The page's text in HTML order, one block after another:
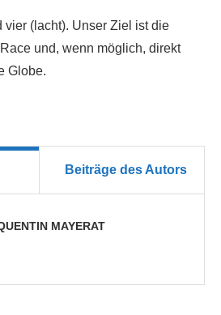
(lacht). Unser Ziel ist die
und, wenn möglich, direkt
Globe.
Beiträge des Autors
MAYERAT